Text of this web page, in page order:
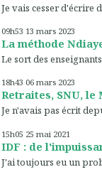
Je vais cesser d'écrire
09h53 13 mars 2023
La méthode
Le sort des
18h43 06 mars 2023
Retraites, SNU, le
Je n'avais pas écrit
15h05 25 mai 2021
IDF : de
J'ai toujours eu un